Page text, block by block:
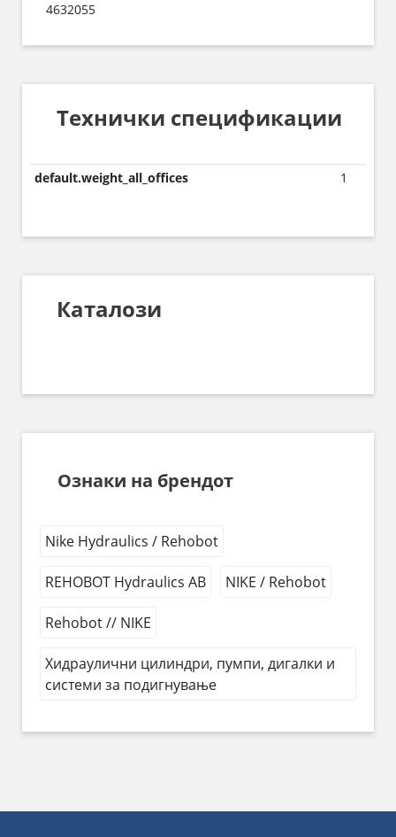
4632055
Технички спецификации
default.weight_all_offices 1
Каталози
Ознаки на брендот
Nike Hydraulics / Rehobot
REHOBOT Hydraulics AB NIKE / Rehobot
Rehobot // NIKE
Хидраулични цилиндри, пумпи, дигалки и
системи за подигнување